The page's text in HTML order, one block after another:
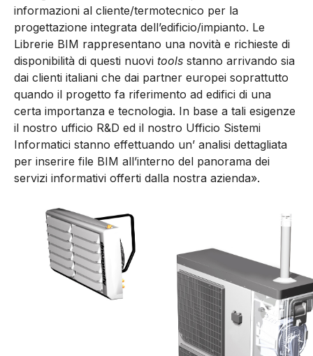
informazioni al cliente/termotecnico per la
progettazione integrata dell’edificio/impianto. Le
Librerie BIM rappresentano una novità e richieste di
disponibilità di questi nuovi tools stanno arrivando sia
dai clienti italiani che dai partner europei soprattutto
quando il progetto fa riferimento ad edifici di una
certa importanza e tecnologia. In base a tali esigenze
il nostro ufficio R&D ed il nostro Ufficio Sistemi
Informatici stanno effettuando un’ analisi dettagliata
per inserire file BIM all’interno del panorama dei
servizi informativi offerti dalla nostra azienda».